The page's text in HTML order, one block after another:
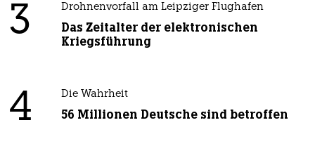
3 Drohnenvorfall am Leipziger Flughafen
Das Zeitalter der elektronischen
Kriegsführung
4 Die Wahrheit
56 Millionen Deutsche sind betroffen